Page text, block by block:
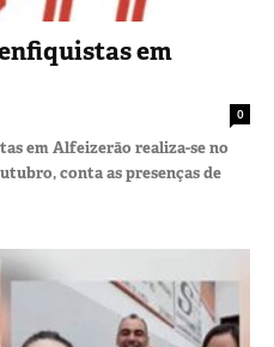
em
0
em Alfeizerão realiza-se no
conta as presenças de